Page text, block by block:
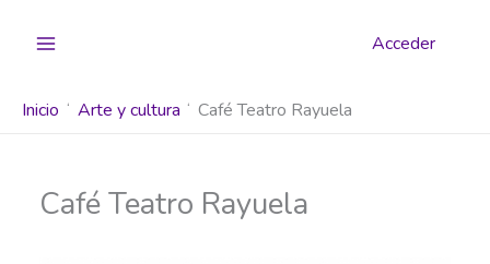
Acceder
Inicio Arte y cultura Café Teatro Rayuela
Café Teatro Rayuela